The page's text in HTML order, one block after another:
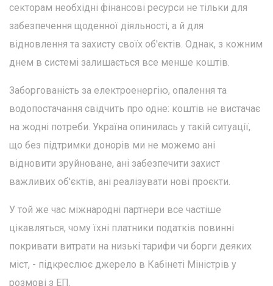
секторам необхідні фінансові ресурси не тільки для
забезпечення щоденної діяльності, а й для
відновлення та захисту своїх об'єктів. Однак, з кожним
днем в системі залишається все менше коштів.
Заборгованість за електроенергію, опалення та
водопостачання свідчить про одне: коштів не вистачає
на жодні потреби. Україна опинилась у такій ситуації,
що без підтримки донорів ми не можемо ані
відновити зруйноване, ані забезпечити захист
важливих об'єктів, ані реалізувати нові проєкти.
У той же час міжнародні партнери все частіше
цікавляться, чому їхні платники податків повинні
покривати витрати на низькі тарифи чи борги деяких
міст, - підкреслює джерело в Кабінеті Міністрів у
розмові з ЕП.